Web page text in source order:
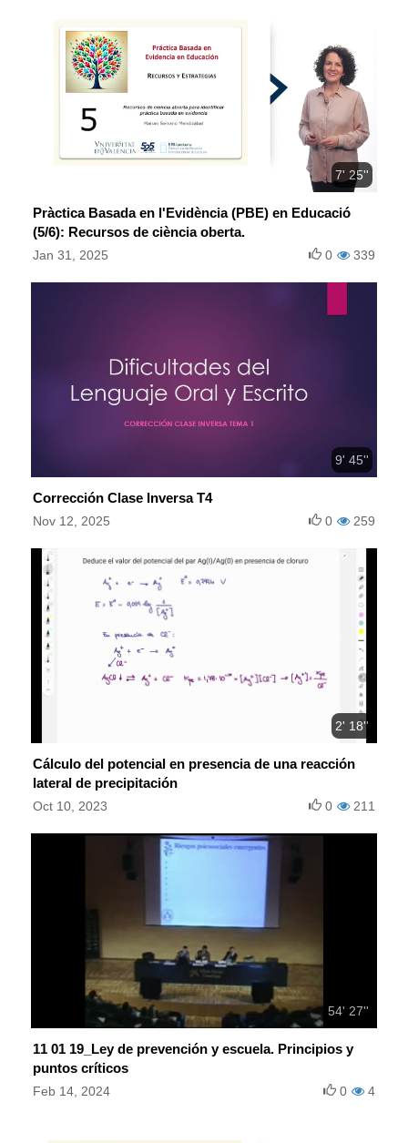
7' 25''
Pràctica Basada en l'Evidència (PBE) en Educació
(5/6): Recursos de ciència oberta.
Jan 31, 2025 339
0
9' 45''
Corrección Clase Inversa T4
Nov 12, 2025 259
0
2' 18''
Cálculo del potencial en presencia de una reacción
lateral de precipitación
Oct 10, 2023 211
0
54' 27''
11 01 19_Ley de prevención y escuela. Principios y
puntos críticos
Feb 14, 2024 4
0